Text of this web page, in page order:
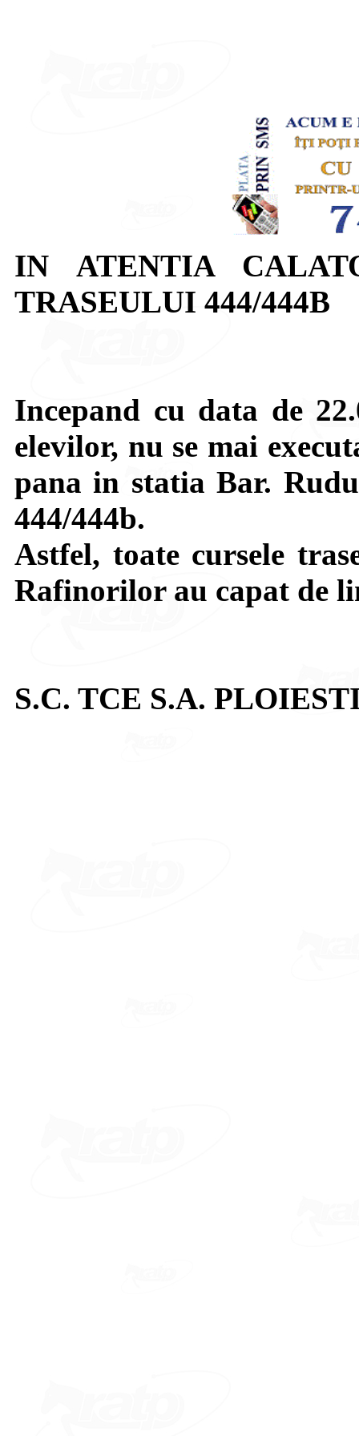
IN ATENTIA
TRASEULUI 444/444B
Incepand cu data de
elevilor, nu se mai
pana in statia Bar.
444/444b.
Astfel, toate cursele
Rafinorilor au capat de
S.C. TCE S.A.